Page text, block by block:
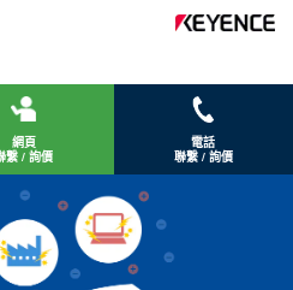
網頁
繫 / 詢價
電話
聯繫 / 詢價